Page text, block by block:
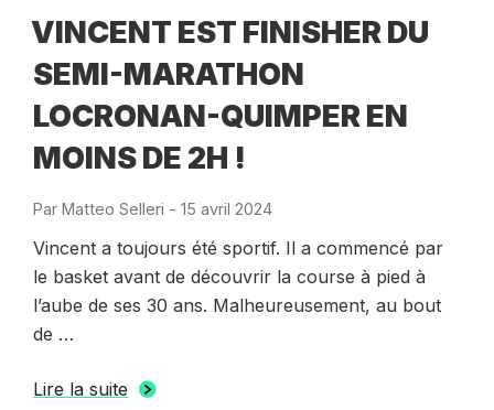
VINCENT EST FINISHER DU
SEMI-MARATHON
LOCRONAN-QUIMPER EN
MOINS DE 2H !
Par Matteo Selleri - Publié
15 avril 2024
Vincent a toujours été sportif. Il a commencé par
le basket avant de découvrir la course à pied à
l’aube de ses 30 ans. Malheureusement, au bout
de …
Lire la suite